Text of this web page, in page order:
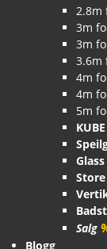
2.8m
3m
3m
3.6m
4m
4m
5m
Salg
Blogg